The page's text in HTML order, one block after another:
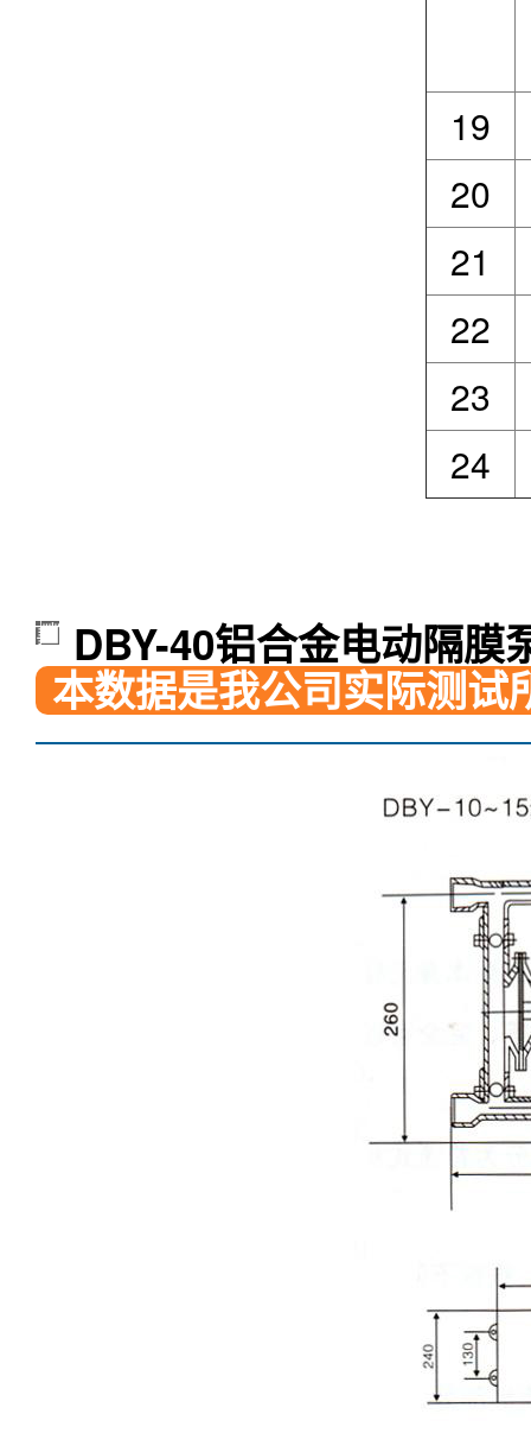
19
20
21
22
23
24
DBY-40铝合金电动隔膜
本数据是我公司实际测